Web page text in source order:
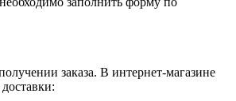
заказа. В интернет-магазине